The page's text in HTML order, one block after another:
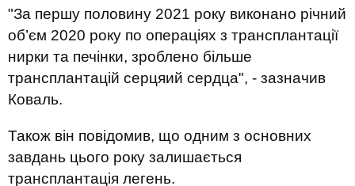
"За першу половину 2021 року виконано річний
об’єм 2020 року по операціях з трансплантації
нирки та печінки, зроблено більше
трансплантацій серцяий сердца", - зазначив
Коваль.
Також він повідомив, що одним з основних
завдань цього року залишається
трансплантація легень.